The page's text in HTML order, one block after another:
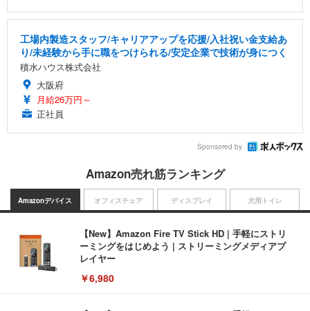
工場内製造スタッフ/キャリアアップを応援/入社祝い金支給あ
り/未経験から手に職をつけられる/安定企業で技術が身につく
積水ハウス株式会社
大阪府
月給26万円～
正社員
Sponsored by
Amazon売れ筋ランキング
Amazonデバイス
【New】Amazon Fire TV Stick HD | 手軽にストリ
ーミングをはじめよう | ストリーミングメディアプ
レイヤー
￥6,980
オフィスチェア ディスプレイ 犬用トイレ